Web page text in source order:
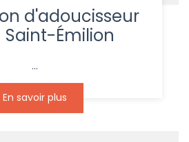
d'adoucisseur
Saint-Émilion
...
En savoir plus